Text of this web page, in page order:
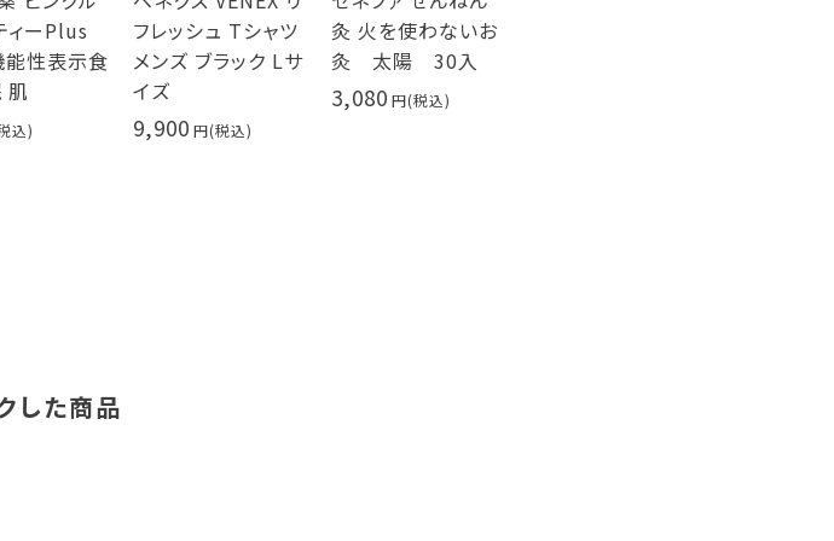
ィーPlus
性表示食
肌
フレッシュ Tシャツ
メンズ ブラック Lサ
イズ
9,900
灸 火を使わないお
灸 太陽 30入
3,080
した商品